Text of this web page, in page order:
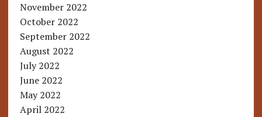
November 2022
October 2022
September 2022
August 2022
July 2022
June 2022
May 2022
April 2022